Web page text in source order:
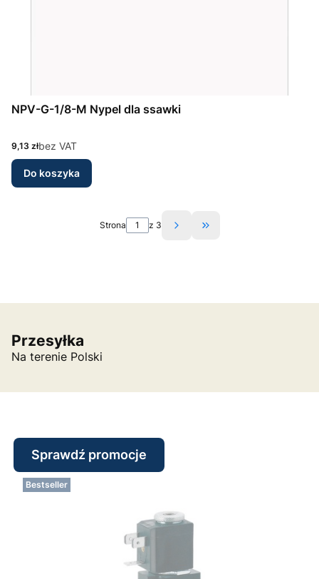
NPV-G-1/8-M Nypel dla ssawki
Cena
9,13 złbez VAT
Do koszyka
Strona z 3 Przejdź do ostatniej
Przesyłka
Na terenie Polski
Sprawdź promocje
Bestseller